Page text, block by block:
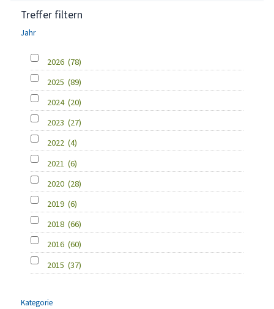
Treffer filtern
Jahr
2026 (78)
2025 (89)
2024 (20)
2023 (27)
2022 (4)
2021 (6)
2020 (28)
2019 (6)
2018 (66)
2016 (60)
2015 (37)
Kategorie